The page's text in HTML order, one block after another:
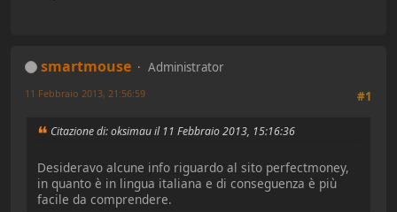
smartmouse
Administrator
#1
11 Febbraio 2013, 21:56:59
Citazione di: oksimau il 11 Febbraio 2013, 15:16:36
Desideravo alcune info riguardo al sito perfectmoney,
in quanto è in lingua italiana e di conseguenza è più
facile da comprendere.